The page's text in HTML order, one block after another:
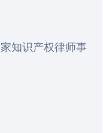
知识产权律师事